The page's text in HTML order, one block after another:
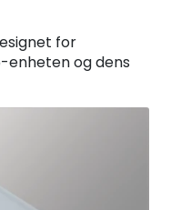
for
enheten og dens